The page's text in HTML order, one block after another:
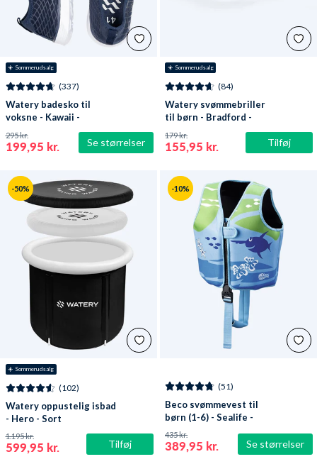
☀️ Sommerudsalg
Se størrelser
(337)
Watery badesko til
voksne - Kawaii -
Mørkeblå
199,95 kr.
295 kr.
☀️ Sommerudsalg
Tilføj
(84)
Watery svømmebriller
til børn - Bradford -
Blå/hvid
155,95 kr.
179 kr.
-50%
☀️ Sommerudsalg
Tilføj
(102)
Watery oppustelig isbad
- Hero - Sort
599,95 kr.
1.195 kr.
-10%
Se størrelser
(51)
Beco svømmevest til
børn (1-6) - Sealife -
Lyseblå/grøn
389,95 kr.
435 kr.